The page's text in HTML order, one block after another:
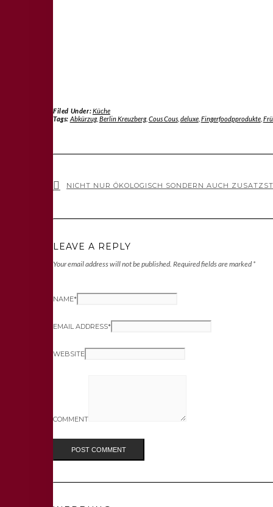
Filed Under:Küche
Tags: Abkürzug, Berlin Kreuzberg, Cous Cous, deluxe, Fingerfoodpprodukte,
NICHT NUR ÖKOLOGISCH SONDERN AUCH
LEAVE A REPLY
Your email address will not be published. Required fields are marked *
NAME*
EMAIL ADDRESS*
WEBSITE
COMMENT